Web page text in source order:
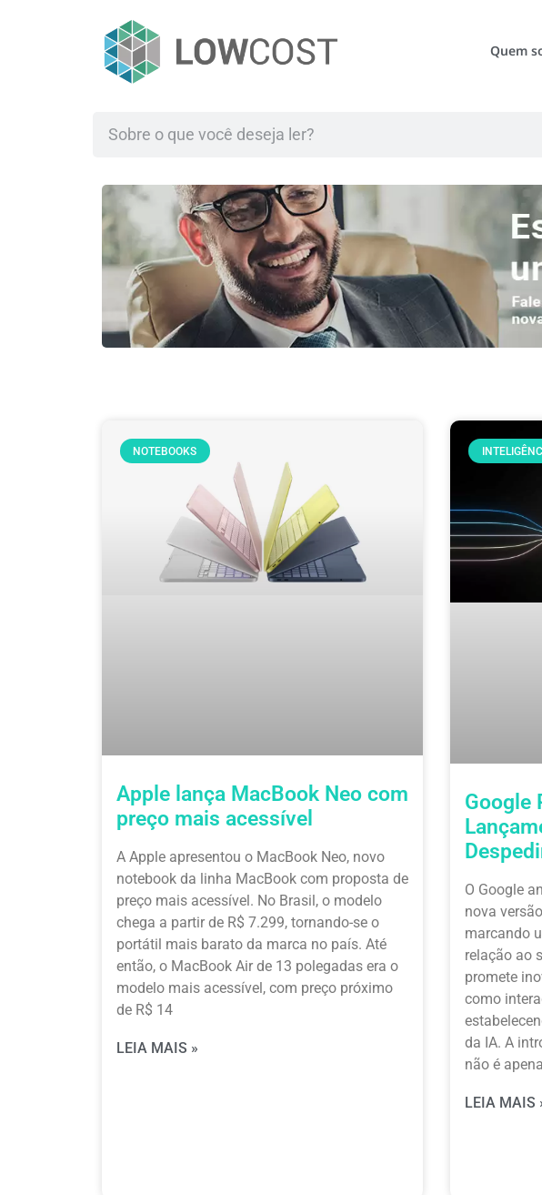
Quem
NOTEBOOKS
Apple lança MacBook Neo com
preço mais acessível
A Apple apresentou o MacBook Neo, novo
notebook da linha MacBook com proposta de
preço mais acessível. No Brasil, o modelo
chega a partir de R$ 7.299, tornando-se o
portátil mais barato da marca no país. Até
então, o MacBook Air de 13 polegadas era o
modelo mais acessível, com preço próximo
de R$ 14
LEIA MAIS »
Google
O Google
nova
marcando
relação ao
promete
como
da IA. A
não é
LEIA MAIS